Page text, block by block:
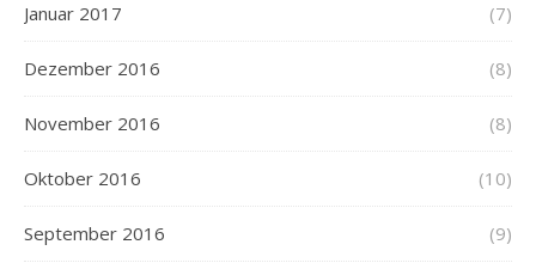
Januar 2017 (7)
Dezember 2016 (8)
November 2016 (8)
Oktober 2016 (10)
September 2016 (9)